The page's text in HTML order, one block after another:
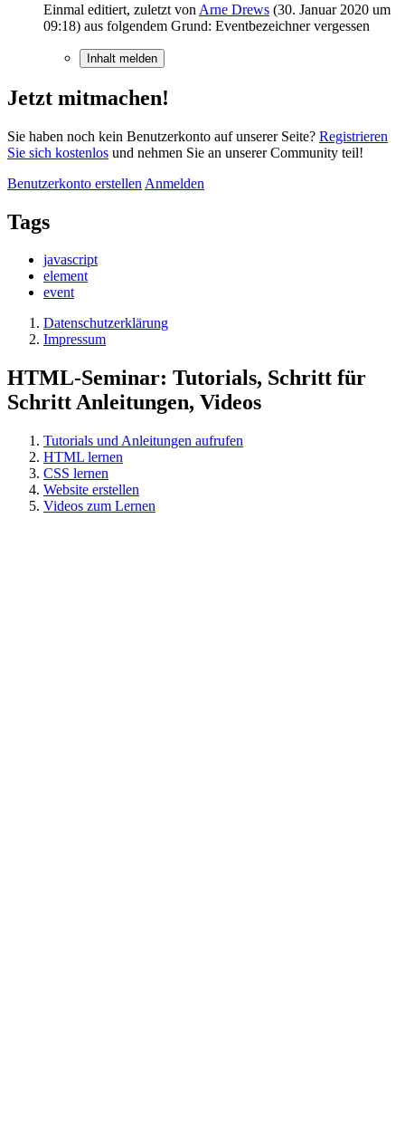
Einmal editiert, zuletzt von Arne Drews (30. Januar 2020 um
09:18) aus folgendem Grund: Eventbezeichner vergessen
Inhalt melden
Jetzt mitmachen!
Sie haben noch kein Benutzerkonto auf unserer Seite? Registrieren
Sie sich kostenlos und nehmen Sie an unserer Community teil!
Benutzerkonto erstellen Anmelden
Tags
javascript
element
event
Datenschutzerklärung
Impressum
HTML-Seminar: Tutorials, Schritt für
Schritt Anleitungen, Videos
Tutorials und Anleitungen aufrufen
HTML lernen
CSS lernen
Website erstellen
Videos zum Lernen